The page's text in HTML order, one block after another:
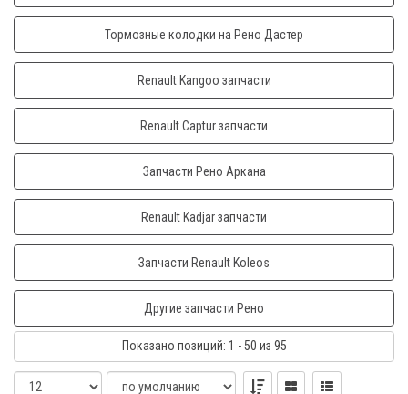
Тормозные колодки на Рено Дастер
Renault Kangoo запчасти
Renault Captur запчасти
Запчасти Рено Аркана
Renault Kadjar запчасти
Запчасти Renault Koleos
Другие запчасти Рено
Показано позиций: 1 - 50 из 95